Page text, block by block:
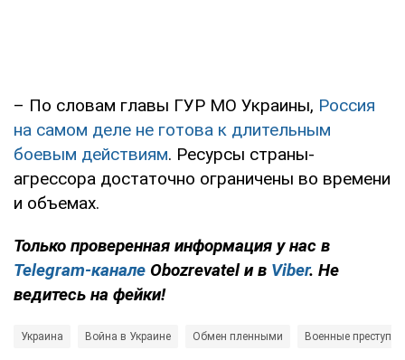
– По словам главы ГУР МО Украины, Россия
на самом деле не готова к длительным
боевым действиям. Ресурсы страны-
агрессора достаточно ограничены во времени
и объемах.
Только проверенная информация у нас в
Telegram-канале Obozrevatel и в Viber. Не
ведитесь на фейки!
Украина Война в Украине Обмен пленными Военные